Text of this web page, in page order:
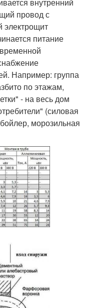
внутренний
провод с
электрощит
питание
Например: группа
по этажам,
- на весь дом
(силовая
морозильная